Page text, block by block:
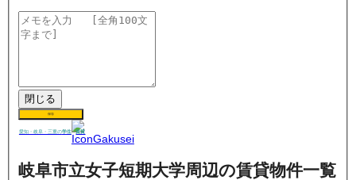
閉じる
保存
愛知・岐阜・三重の学生 賃貸
岐阜市立女子短期大学周辺の賃貸物件一覧